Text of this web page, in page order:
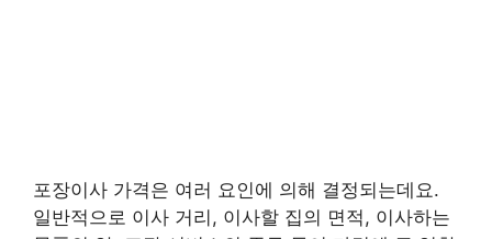
포장이사 가격은 여러 요인에 의해 결정되는데요.
일반적으로 이사 거리, 이사할 집의 면적, 이사하는